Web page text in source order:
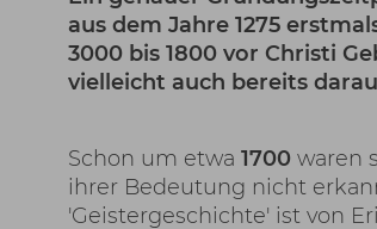
aus dem Jahre 1275
3000 bis 1800 vor Christi
vielleicht auch bereits
Schon um etwa 1700 waren
ihrer Bedeutung nicht
'Geistergeschichte' ist von